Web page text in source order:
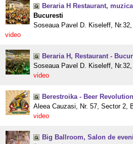
Beraria H Restaurant,
Bucuresti
Soseaua Pavel D. Kiseleff,
video
Beraria H, Restaurant -
Soseaua Pavel D. Kiseleff,
video
Berestroika - Beer
Aleea Cauzasi, Nr. 57, Sector 2,
video
Big Ballroom, Salon de